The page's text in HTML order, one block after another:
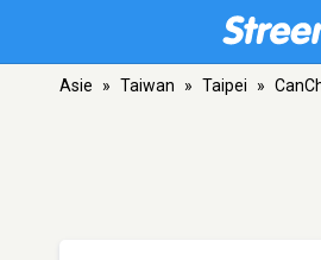
Asie » Taiwan » Taipei »